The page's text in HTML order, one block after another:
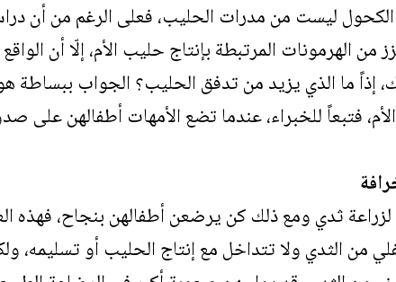
الكحول ليست من مدرات الحليب، فعلى الرغم من أن
الهرمونات المرتبطة بإنتاج حليب الأم، إلّا أن
إذاً ما الذي يزيد من تدفق الحليب؟ الجواب ببساطة
فتبعاً للخبراء، عندما تضع الأمهات أطفالهن على
ثدي ومع ذلك كن يرضعن أطفالهن بنجاح، فهذه
من الثدي ولا تتداخل مع إنتاج الحليب أو تسليمه،